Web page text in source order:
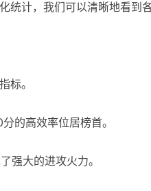
统计，我们可以清晰地看到
标。
的高效率位居榜首。
强大的进攻火力。